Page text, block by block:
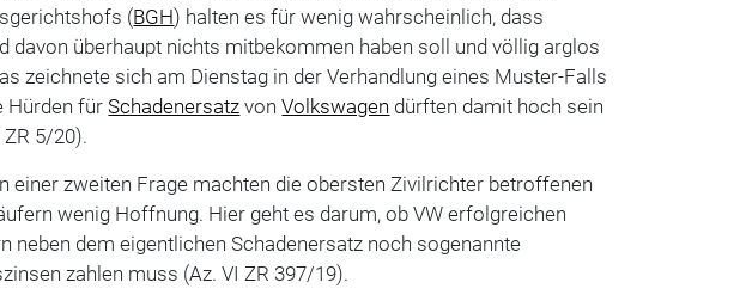
(BGH) halten es für wenig wahrscheinlich, dass
davon überhaupt nichts mitbekommen haben soll und völlig arglos
zeichnete sich am Dienstag in der Verhandlung eines Muster-Falls
Hürden fürSchadenersatz vonVolkswagen dürften damit hoch sein
ZR 5/20).
einer zweiten Frage machten die obersten Zivilrichter betroffenen
wenig Hoffnung. Hier geht es darum, ob VW erfolgreichen
neben dem eigentlichen Schadenersatz noch sogenannte
zahlen muss (Az. VI ZR 397/19).